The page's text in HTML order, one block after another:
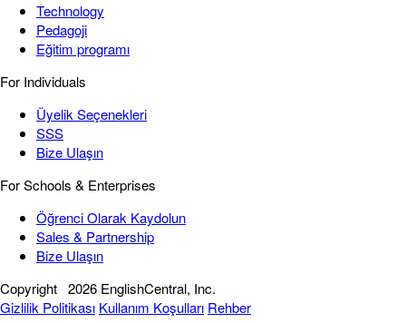
Technology
Pedagoji
Eğitim programı
For Individuals
Üyelik Seçenekleri
SSS
Bize Ulaşın
For Schools & Enterprises
Öğrenci Olarak Kaydolun
Sales & Partnership
Bize Ulaşın
Copyright 2026 EnglishCentral, Inc.
Gizlilik Politikası Kullanım Koşulları Rehber